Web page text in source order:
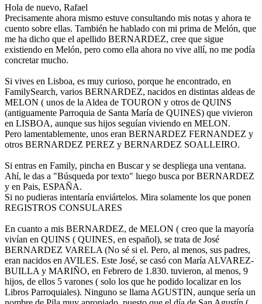
Hola de nuevo, Rafael
Precisamente ahora mismo estuve consultando mis notas y ahora te
cuento sobre ellas. También he hablado con mi prima de Melón, que
me ha dicho que el apellido BERNARDEZ, cree que sigue
existiendo en Melón, pero como ella ahora no vive allí, no me podía
concretar mucho.
Si vives en Lisboa, es muy curioso, porque he encontrado, en
FamilySearch, varios BERNARDEZ, nacidos en distintas aldeas de
MELON ( unos de la Aldea de TOURON y otros de QUINS
(antiguamente Parroquia de Santa María de QUINES) que vivieron
en LISBOA, aunque sus hijos seguían viviendo en MELON.
Pero lamentablemente, unos eran BERNARDEZ FERNANDEZ y
otros BERNARDEZ PEREZ y BERNARDEZ SOALLEIRO.
Si entras en Family, pincha en Buscar y se despliega una ventana.
Ahí, le das a "Búsqueda por texto" luego busca por BERNARDEZ
y en Pais, ESPAÑA.
Si no pudieras intentaría enviártelos. Mira solamente los que ponen
REGISTROS CONSULARES
En cuanto a mis BERNARDEZ, de MELON ( creo que la mayoría
vivían en QUINS ( QUINES, en español), se trata de José
BERNARDEZ VARELA (No sé si el. Pero, al menos, sus padres,
eran nacidos en AVILES. Este José, se casó con María ALVAREZ-
BUILLA y MARIÑO, en Febrero de 1.830. tuvieron, al menos, 9
hijos, de ellos 5 varones ( solo los que he podido localizar en los
Libros Parroquiales). Ninguno se llama AGUSTIN, aunque sería un